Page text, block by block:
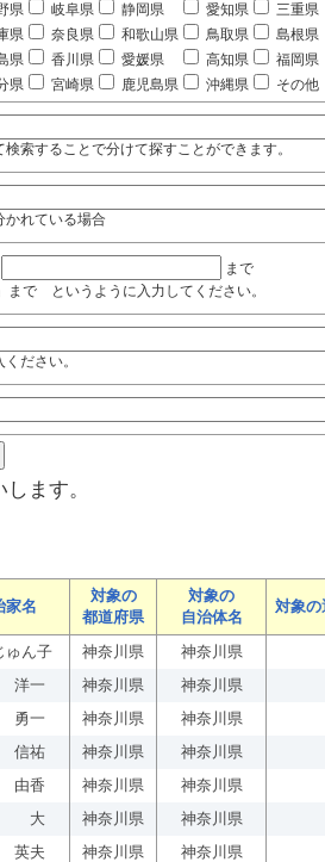
県 岐阜県 静岡県 愛知県
三重県
県 奈良県 和歌山県 鳥取県
島根県
県 香川県 愛媛県 高知県
福岡県
県 宮崎県 鹿児島県 沖縄県 その他
索することで分けて探すことができます。
れている場合
まで
で というように入力してください。
ださい。
ます。
家名
対象の
都道府県
対象の
自治体名
対象の
ゅん子 神奈川県 神奈川県
洋一 神奈川県 神奈川県
勇一 神奈川県 神奈川県
信祐 神奈川県 神奈川県
由香 神奈川県 神奈川県
大 神奈川県 神奈川県
夫 神奈川県 神奈川県